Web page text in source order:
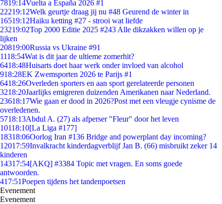
7819:14Vuelta a España 2026 #1
22219:12Welk geurtje draag jij nu #48 Geurend de winter in
16519:12Haiku ketting #27 - strooi wat liefde
23219:02Top 2000 Editie 2025 #243 Alle dikzakken willen op je
lijken
20819:00Russia vs Ukraine #91
1118:54Wat is dit jaar de ultieme zomerhit?
6418:48Huisarts doet haar werk onder invloed van alcohol
918:28EK Zwemsporten 2026 te Parijs #1
6418:26Overleden sporters en aan sport gerelateerde personen
3218:20Jaarlijks emigreren duizenden Amerikanen naar Nederland.
23618:17Wie gaan er dood in 2026?Post met een vleugje cynisme de
overledenen.
5718:13Abdul A. (27) als afperser "Fleur" door het leven
10118:10[La Liga #177]
18318:06Oorlog Iran #136 Bridge and powerplant day incoming?
12017:59Invalkracht kinderdagverblijf Jan B. (66) misbruikt zeker 14
kinderen
14317:54[AKQ] #3384 Topic met vragen. En soms goede
antwoorden.
417:51Poepen tijdens het tandenpoetsen
Evenement
Evenement